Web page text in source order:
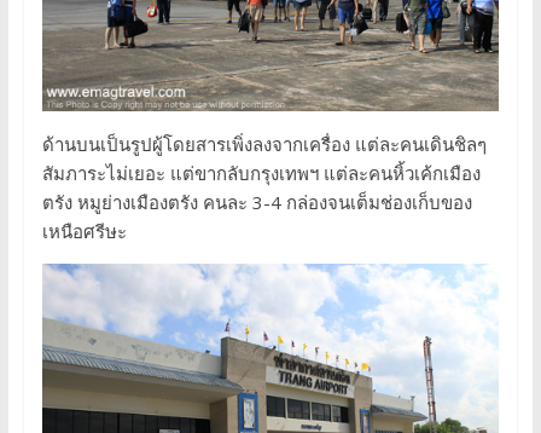
ด้านบนเป็นรูปผู้โดยสารเพิ่งลงจากเครื่อง แต่ละคนเดินชิลๆ
สัมภาระไม่เยอะ แต่ขากลับกรุงเทพฯ แต่ละคนหิ้วเค้กเมือง
ตรัง หมูย่างเมืองตรัง คนละ 3-4 กล่องจนเต็มช่องเก็บของ
เหนือศรีษะ